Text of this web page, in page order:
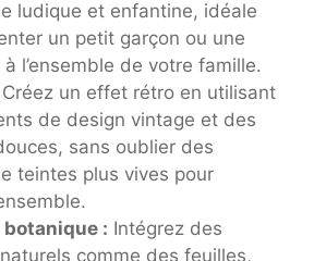
ludique et enfantine, idéale
un petit garçon ou une
l’ensemble de votre famille.
Créez un effet rétro en utilisant
de design vintage et des
sans oublier des
teintes plus vives pour
: Intégrez des
comme des feuilles,